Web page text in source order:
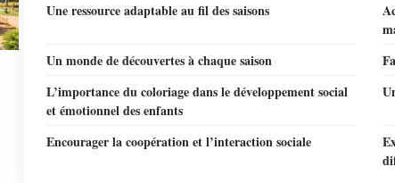
Une ressource adaptable au fil des saisons
Un monde de découvertes à chaque saison
L’importance du coloriage dans le développement social
et émotionnel des enfants
Encourager la coopération et l’interaction sociale